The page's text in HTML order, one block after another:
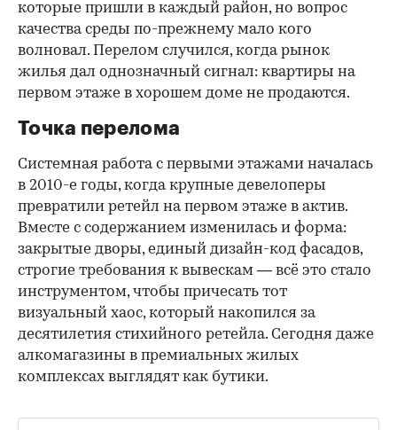
которые пришли в каждый район, но вопрос
качества среды по-прежнему мало кого
волновал. Перелом случился, когда рынок
жилья дал однозначный сигнал: квартиры на
первом этаже в хорошем доме не продаются.
Точка перелома
Системная работа с первыми этажами началась
в 2010-е годы, когда крупные девелоперы
превратили ретейл на первом этаже в актив.
Вместе с содержанием изменилась и форма:
закрытые дворы, единый дизайн-код фасадов,
строгие требования к вывескам — всё это стало
инструментом, чтобы причесать тот
визуальный хаос, который накопился за
десятилетия стихийного ретейла. Сегодня даже
алкомагазины в премиальных жилых
комплексах выглядят как бутики.